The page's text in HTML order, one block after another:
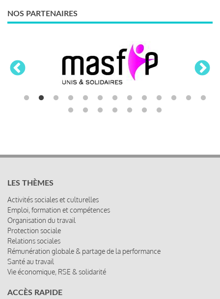
NOS PARTENAIRES
LES THÈMES
Activités sociales et culturelles
Emploi, formation et compétences
Organisation du travail
Protection sociale
Relations sociales
Rémunération globale & partage de la performance
Santé au travail
Vie économique, RSE & solidarité
ACCÈS RAPIDE